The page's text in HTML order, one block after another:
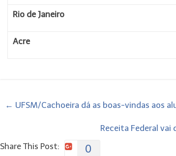
Rio de Janeiro
Acre
← UFSM/Cachoeira dá as boas-vindas aos
Receita Federal
Share This Post:
0